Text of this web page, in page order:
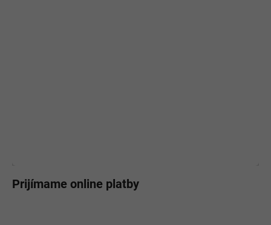
Prijímame online platby